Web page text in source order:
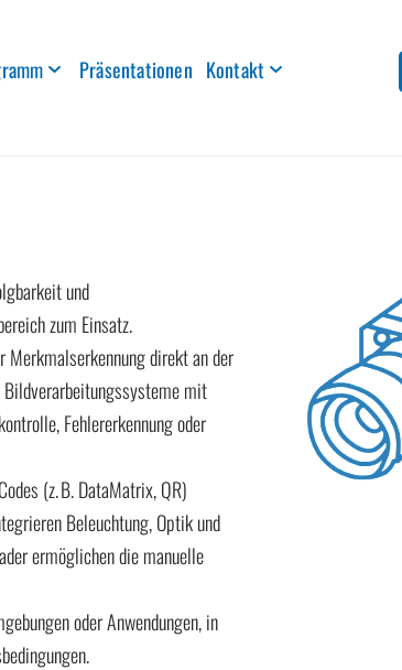
Präsentationen Kontakt
und
zum Einsatz.
Merkmalserkennung direkt an der
mit
Fehlererkennung oder
(z. B. DataMatrix, QR)
Beleuchtung, Optik und
ermöglichen die manuelle
oder Anwendungen, in